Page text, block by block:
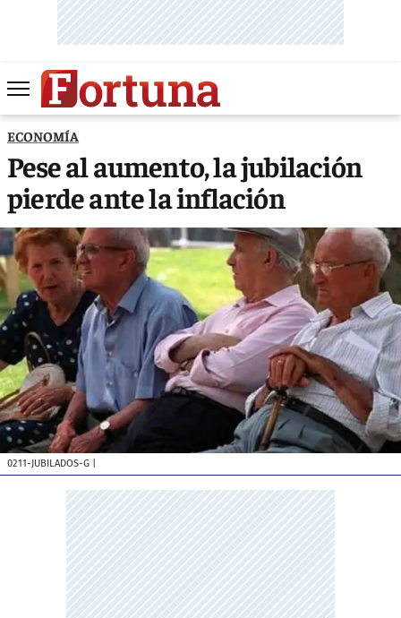
ECONOMÍA
Pese al aumento, la jubilación
pierde ante la inflación
0211-JUBILADOS-G